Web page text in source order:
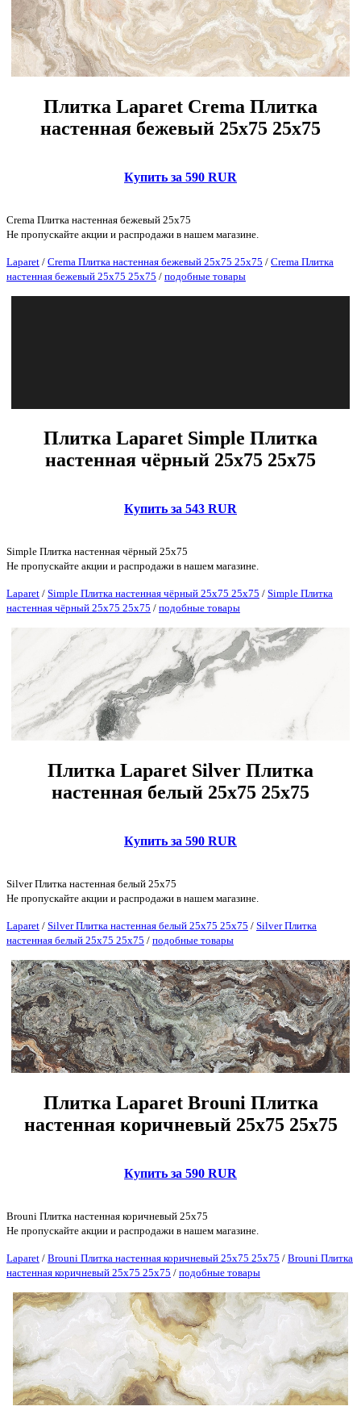
Плитка Laparet Crema Плитка
настенная бежевый 25х75 25х75
Купить за 590 RUR
Crema Плитка настенная бежевый 25х75
Не пропускайте акции и распродажи в нашем магазине.
Laparet / Crema Плитка настенная бежевый 25х75 25х75 / Crema Плитка
настенная бежевый 25х75 25х75 / подобные товары
Плитка Laparet Simple Плитка
настенная чёрный 25х75 25х75
Купить за 543 RUR
Simple Плитка настенная чёрный 25х75
Не пропускайте акции и распродажи в нашем магазине.
Laparet / Simple Плитка настенная чёрный 25х75 25х75 / Simple Плитка
настенная чёрный 25х75 25х75 / подобные товары
Плитка Laparet Silver Плитка
настенная белый 25х75 25х75
Купить за 590 RUR
Silver Плитка настенная белый 25х75
Не пропускайте акции и распродажи в нашем магазине.
Laparet / Silver Плитка настенная белый 25х75 25х75 / Silver Плитка
настенная белый 25х75 25х75 / подобные товары
Плитка Laparet Brouni Плитка
настенная коричневый 25х75 25х75
Купить за 590 RUR
Brouni Плитка настенная коричневый 25х75
Не пропускайте акции и распродажи в нашем магазине.
Laparet / Brouni Плитка настенная коричневый 25х75 25х75 / Brouni Плитка
настенная коричневый 25х75 25х75 / подобные товары